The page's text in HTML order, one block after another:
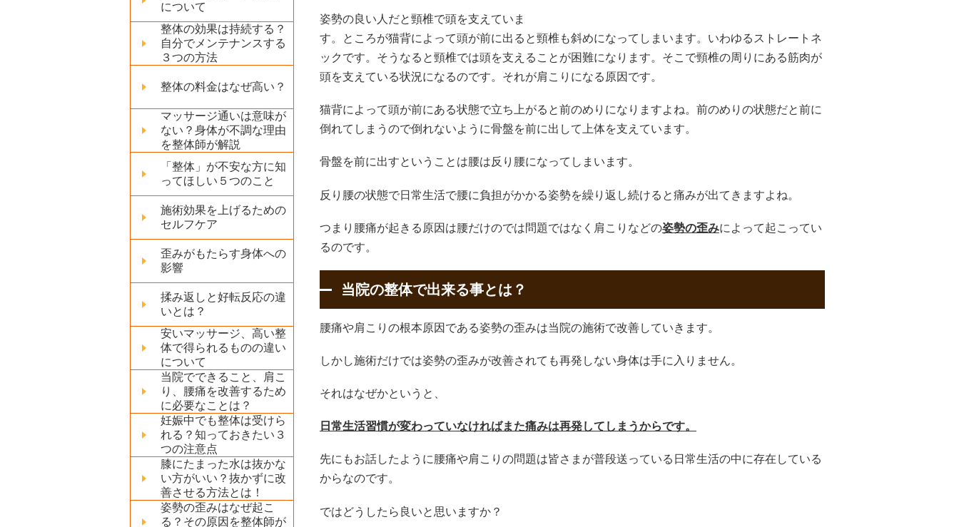
について
整体の効果は持続する？
自分でメンテナンスする
３つの方法
整体の料金はなぜ高い？
マッサージ通いは意味が
ない？身体が不調な理由
を整体師が解説
「整体」が不安な方に知
ってほしい５つのこと
施術効果を上げるための
セルフケア
歪みがもたらす身体への
影響
揉み返しと好転反応の違
いとは？
安いマッサージ、高い整
体で得られるものの違い
について
当院でできること、肩こ
り、腰痛を改善するため
に必要なことは？
妊娠中でも整体は受けら
れる？知っておきたい３
つの注意点
膝にたまった水は抜かな
い方がいい？抜かずに改
善させる方法とは！
姿勢の歪みはなぜ起こ
る？その原因を整体師が
姿勢の良い人だと頸椎で頭を支えていま
す。ところが猫背によって頭が前に出ると頸椎も斜めになってしまいます。いわゆるストレートネ
ックです。そうなると頸椎では頭を支えることが困難になります。そこで頸椎の周りにある筋肉が
頭を支えている状況になるのです。それが肩こりになる原因です。
猫背によって頭が前にある状態で立ち上がると前のめりになりますよね。前のめりの状態だと前に
倒れてしまうので倒れないように骨盤を前に出して上体を支えています。
骨盤を前に出すということは腰は反り腰になってしまいます。
反り腰の状態で日常生活で腰に負担がかかる姿勢を繰り返し続けると痛みが出てきますよね。
つまり腰痛が起きる原因は腰だけのでは問題ではなく肩こりなどの姿勢の歪みによって起こってい
るのです。
当院の整体で出来る事とは？
腰痛や肩こりの根本原因である姿勢の歪みは当院の施術で改善していきます。
しかし施術だけでは姿勢の歪みが改善されても再発しない身体は手に入りません。
それはなぜかというと、
日常生活習慣が変わっていなければまた痛みは再発してしまうからです。
先にもお話したように腰痛や肩こりの問題は皆さまが普段送っている日常生活の中に存在している
からなのです。
ではどうしたら良いと思いますか？